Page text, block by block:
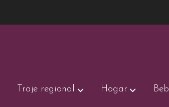
Traje regional Hogar